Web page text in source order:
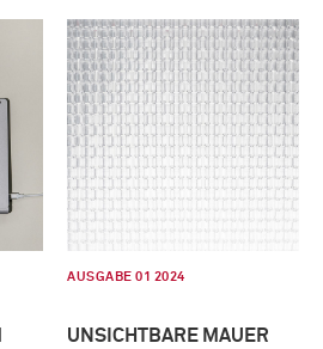
AUSGABE 01 2024
UNSICHTBARE MAUER